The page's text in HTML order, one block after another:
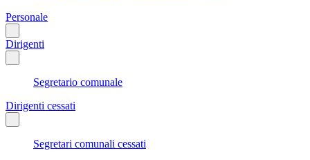
Personale
Dirigenti
Segretario comunale
Dirigenti cessati
Segretari comunali cessati